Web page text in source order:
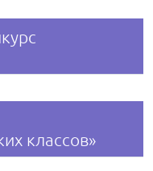
классов»